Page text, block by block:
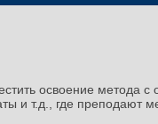
освоение метода с
и т.д., где преподают